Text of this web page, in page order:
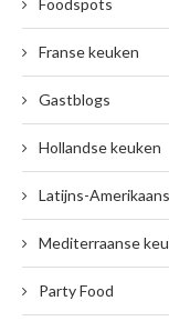
Franse keuken
Gastblogs
Hollandse keuken
Latijns-
Mediterraanse
Party Food